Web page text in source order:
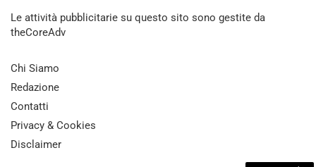
Le attività pubblicitarie su questo sito sono gestite da
theCoreAdv
Chi Siamo
Redazione
Contatti
Privacy & Cookies
Disclaimer